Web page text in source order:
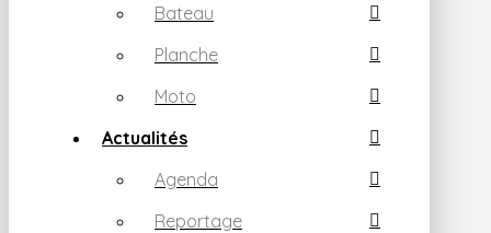
Bateau
Planche
Moto
Actualités
Agenda
Reportage